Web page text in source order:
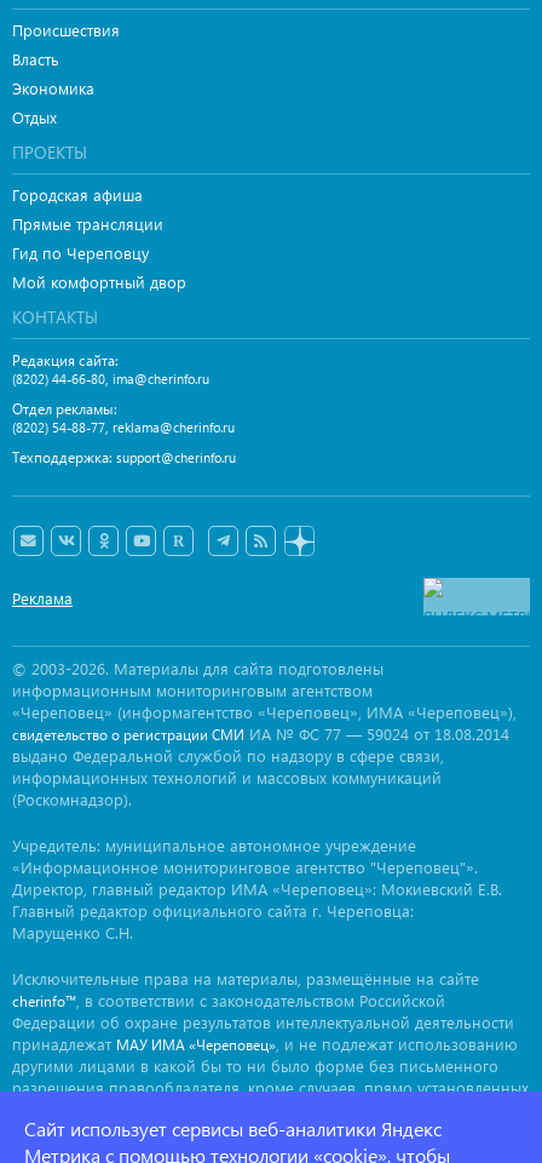
Происшествия
Власть
Экономика
Отдых
ПРОЕКТЫ
Городская афиша
Прямые трансляции
Гид по Череповцу
Мой комфортный двор
КОНТАКТЫ
Редакция сайта:
(8202) 44-66-80, ima@cherinfo.ru
Отдел рекламы:
(8202) 54-88-77, reklama@cherinfo.ru
Техподдержка: support@cherinfo.ru
Реклама
© 2003-2026. Материалы для сайта подготовлены
информационным мониторинговым агентством
«Череповец» (информагентство «Череповец», ИМА «Череповец»),
свидетельство о регистрации СМИ ИА № ФС 77 — 59024 от 18.08.2014
выдано Федеральной службой по надзору в сфере связи,
информационных технологий и массовых коммуникаций
(Роскомнадзор).
Учредитель: муниципальное автономное учреждение
«Информационное мониторинговое агентство "Череповец"».
Директор, главный редактор ИМА «Череповец»: Мокиевский Е.В.
Главный редактор официального сайта г. Череповца:
Марущенко С.Н.
Исключительные права на материалы, размещённые на сайте
cherinfo™ , в соответствии с законодательством Российской
Федерации об охране результатов интеллектуальной деятельности
принадлежат МАУ ИМА «Череповец» , и не подлежат использованию
другими лицами в какой бы то ни было форме без письменного
разрешения правообладателя, кроме случаев, прямо установленных
ima@cherinfo.ru. Мнение авторов может не совпадать с мнением
редакции.
Сайт использует сервисы веб-аналитики Яндекс
Метрика с помощью технологии «cookie», чтобы